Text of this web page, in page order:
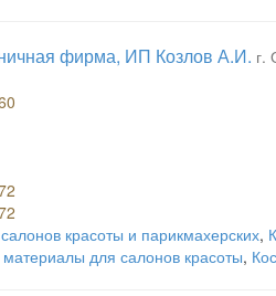
фирма, ИП Козлов А.И. г.
красоты и парикмахерских,
для салонов красоты,